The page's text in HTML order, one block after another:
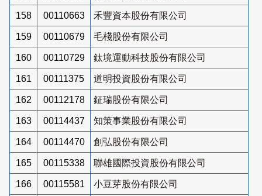
158 00110663 禾豐資本股份有限公司
159 00110679 毛棧股份有限公司
160 00110729 鈦境運動科技股份有限公司
161 00111375 道明投資股份有限公司
162 00112178 鉦瑞股份有限公司
163 00114437 知策事業股份有限公司
164 00114470 創弘股份有限公司
165 00115338 聯雄國際投資股份有限公司
166 00115581 小豆芽股份有限公司